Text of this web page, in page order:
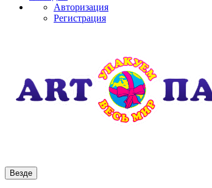
Авторизация
Регистрация
Везде